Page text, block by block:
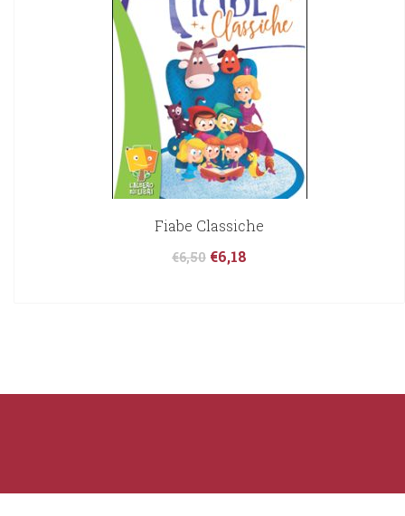
Fiabe Classiche
€6,50 €6,18